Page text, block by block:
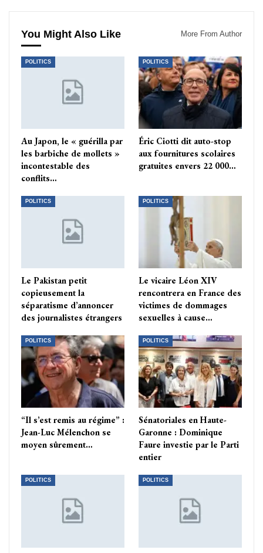
You Might Also Like More From Author
POLITICS
Au Japon, le « guérilla par
les barbiche de mollets »
incontestable des
conflits…
POLITICS
Éric Ciotti dit auto-stop
aux fournitures scolaires
gratuites envers 22 000…
POLITICS
Le Pakistan petit
copieusement la
séparatisme d’annoncer
des journalistes étrangers
POLITICS
Le vicaire Léon XIV
rencontrera en France des
victimes de dommages
sexuelles à cause…
POLITICS
“Il s’est remis au régime” :
Jean-Luc Mélenchon se
moyen sûrement…
POLITICS
Sénatoriales en Haute-
Garonne : Dominique
Faure investie par le Parti
entier
POLITICS POLITICS